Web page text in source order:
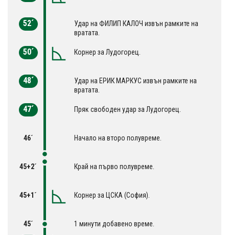
52´
Удар на ФИЛИП КАЛОЧ извън рамките на
вратата.
50´ Корнер за Лудогорец.
48´
Удар на ЕРИК МАРКУС извън рамките на
вратата.
47´ Пряк свободен удар за Лудогорец.
46´ Начало на второ полувреме.
45+2´ Край на първо полувреме.
45+1´ Корнер за ЦСКА (София).
45´ 1 минути добавено време.